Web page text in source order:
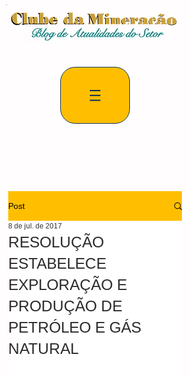
Post
RESOLUÇÃO
ESTABELECE
EXPLORAÇÃO E
PRODUÇÃO DE
PETRÓLEO E GÁS
NATURAL
8 de jul. de 2017